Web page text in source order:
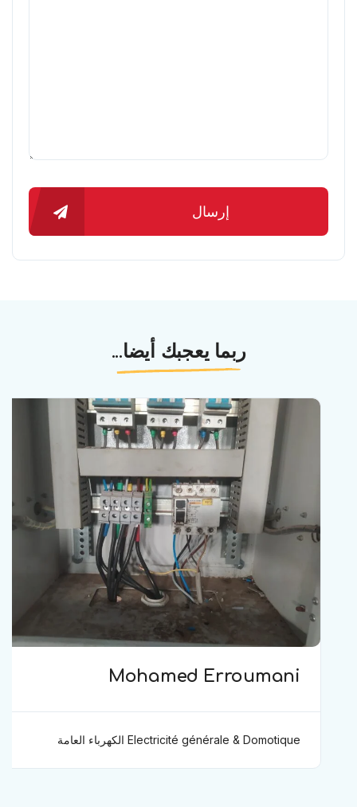
إرسال
ربما يعجبك أيضا...
Mohamed Erroumani
Electricité générale & Domotique الكهرباء العامة